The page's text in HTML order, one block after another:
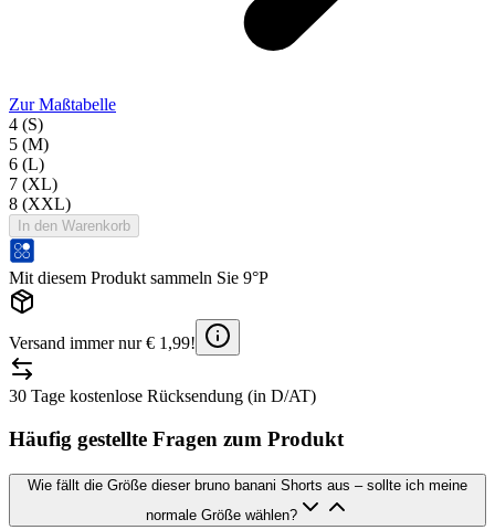
Zur Maßtabelle
4 (S)
5 (M)
6 (L)
7 (XL)
8 (XXL)
In den Warenkorb
Mit diesem Produkt sammeln Sie 9°P
Versand immer nur € 1,99!
30 Tage kostenlose Rücksendung (in D/AT)
Häufig gestellte Fragen zum Produkt
Wie fällt die Größe dieser bruno banani Shorts aus – sollte ich meine
normale Größe wählen?